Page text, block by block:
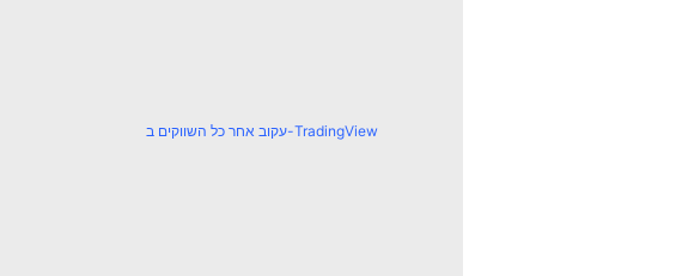
עקוב אחר כל השווקים ב-TradingView